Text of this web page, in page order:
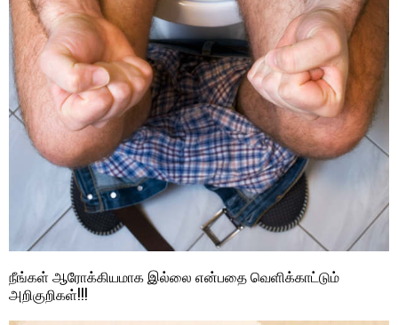
நீங்கள் ஆரோக்கியமாக இல்லை என்பதை வெளிக்காட்டும்
அறிகுறிகள்!!!